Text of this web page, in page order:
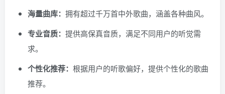
海量曲库： 拥有超过千万首中外歌曲，涵盖各种曲风。
专业音质： 提供高保真音质，满足不同用户的听觉需
求。
个性化推荐： 根据用户的听歌偏好，提供个性化的歌曲
推荐。